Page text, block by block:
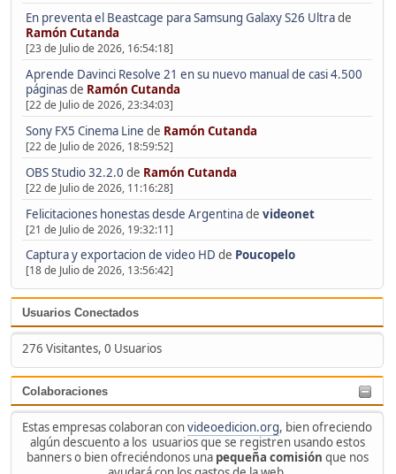
En preventa el Beastcage para Samsung Galaxy S26 Ultrade
Ramón Cutanda
[23 de Julio de 2026, 16:54:18]
Aprende Davinci Resolve 21 en su nuevo manual de casi 4.500
páginasde Ramón Cutanda
[22 de Julio de 2026, 23:34:03]
Sony FX5 Cinema Line de Ramón Cutanda
[22 de Julio de 2026, 18:59:52]
OBS Studio 32.2.0 de Ramón Cutanda
[22 de Julio de 2026, 11:16:28]
Felicitaciones honestas desde Argentinade videonet
[21 de Julio de 2026, 19:32:11]
Captura y exportacion de video HD de Poucopelo
[18 de Julio de 2026, 13:56:42]
Usuarios Conectados
276 Visitantes, 0 Usuarios
Colaboraciones
Estas empresas colaboran convideoedicion.org, bien ofreciendo
algún descuento a los usuarios que se registren usando estos
banners o bien ofreciéndonos una pequeña comisión que nos